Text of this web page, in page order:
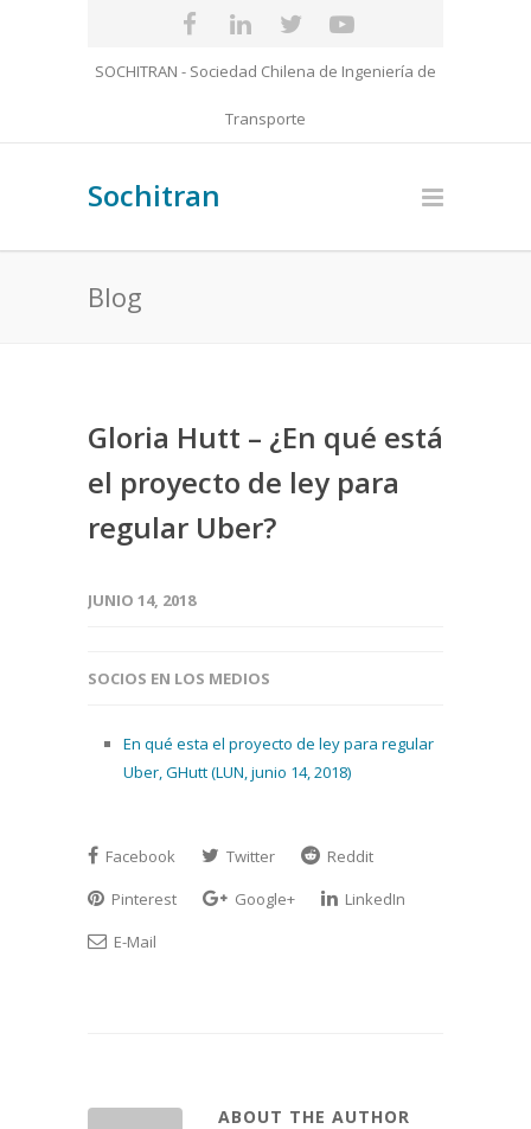
SOCHITRAN - Sociedad Chilena de Ingeniería de
Transporte
Sochitran
Blog
Gloria Hutt – ¿En qué está
el proyecto de ley para
regular Uber?
JUNIO 14, 2018
SOCIOS EN LOS MEDIOS
En qué esta el proyecto de ley para regular
Uber, GHutt (LUN, junio 14, 2018)
Facebook Twitter
Reddit
Pinterest
Google+
LinkedIn
E-Mail
ABOUT THE AUTHOR